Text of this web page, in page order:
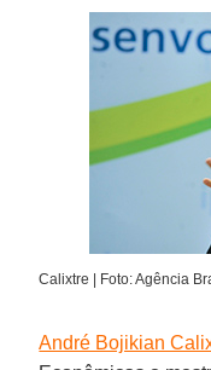
Calixtre | Foto: Agência
André Bojikian